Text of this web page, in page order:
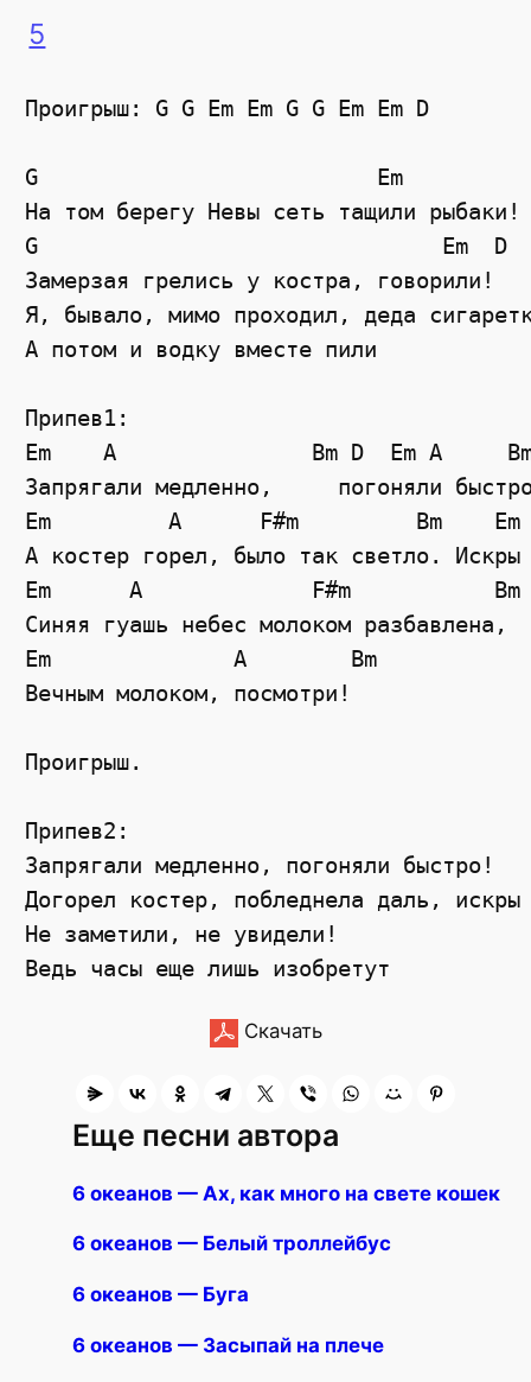
5
Проигрыш: G G Em Em G G Em Em D
G                          Em
На том берегу Невы сеть тащили рыбаки!
G                               Em  D
Замерзая грелись у костра, говорили!
Я, бывало, мимо проходил, деда
А потом и водку вместе пили
Припев1:
Em    A               Bm D  Em A
Запрягали медленно,     погоняли
Em         A      F#m         Bm
А костер горел, было так светло. Искры
Em      A             F#m           Bm
Синяя гуашь небес молоком разбавлена,
Em              A        Bm
Вечным молоком, посмотри!
Проигрыш.
Припев2:
Запрягали медленно, погоняли быстро!
Догорел костер, побледнела даль,
Не заметили, не увидели!
Скачать
Еще песни автора
6 океанов — Ах, как много на свете кошек
6 океанов — Белый троллейбус
6 океанов — Буга
6 океанов — Засыпай на плече